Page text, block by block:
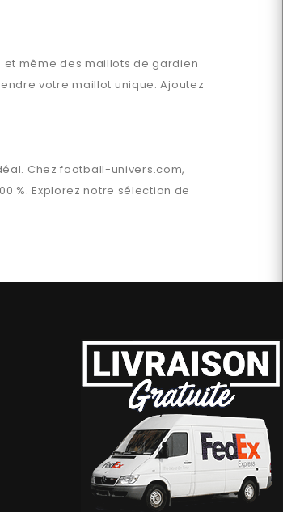
même des maillots de gardien
votre maillot unique. Ajoutez
Chezfootball-univers.com,
%. Explorez notre sélection de